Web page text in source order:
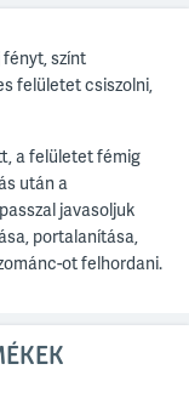
fényt, színt
felületet csiszolni,
a felületet fémig
után a
javasoljuk
portalanítása,
ot felhordani.